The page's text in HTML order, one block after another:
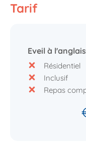
Tarif
Eveil à
Résidentiel
Inclusif
Repas